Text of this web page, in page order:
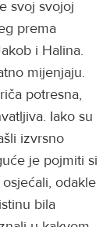
svoj svojoj
prema
i Halina.
mijenjaju.
potresna,
Iako su
izvrsno
je pojmiti si
odakle
bila